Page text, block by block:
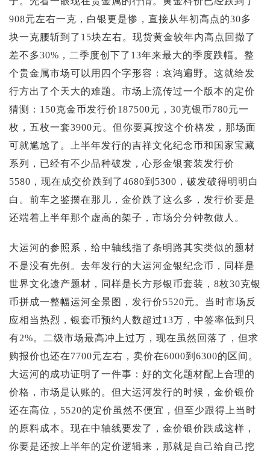
908元左右一克，白银更是惨，直接从年初高点的30多
块一克腰斩到了15块左右。现货黄金较年内高点回撤了
差不多30%，二季度创下了13年来最大的季度跌幅。整
个贵金属市场可以用四个字形容：哀鸿遍野。这就给发
行方出了个天大的难题。市场上流传过一个版本的定价
猜测：150克金币发行价187500元，30克银币780元一
枚，五枚一套3900元。但你要真按这个价格发，那场面
可就尴尬了。上半年发行的吉祥文化纪念币和国家宝藏
系列，已经有不少品种破发，心形金银套装发行价
5580，现在成交价跌到了4680到5300，破发破得明明白
白。前车之鉴摆在那儿，金价跌了这么多，发行价要是
还端着上半年那个虚高的架子，市场分分钟教做人。
大运河的参照系，给中轴线指了条明路其实类似的题材
不是没有先例。去年发行的大运河金银纪念币，同样是
世界文化遗产题材，同样是长方形银币套装，8枚30克银
币拼成一整幅运河全景图，发行价5520元。当时市场反
应相当热烈，银套币预约人数超过13万，中签率低到只
有2%。二级市场最高冲上过万，现在虽然回落了，但求
购报价也还在7700元左右，卖价在6000到6300的区间。
大运河的成功证明了一件事：好的文化题材配上合理的
价格，市场是认账的。但大运河发行的时候，金价银价
还在高位，5520的定价虽然不便宜，但至少跟得上当时
的原料成本。现在中轴线要发了，金价银价跌成这样，
你要是还按上半年的定价逻辑来，那就是自己给自己挖